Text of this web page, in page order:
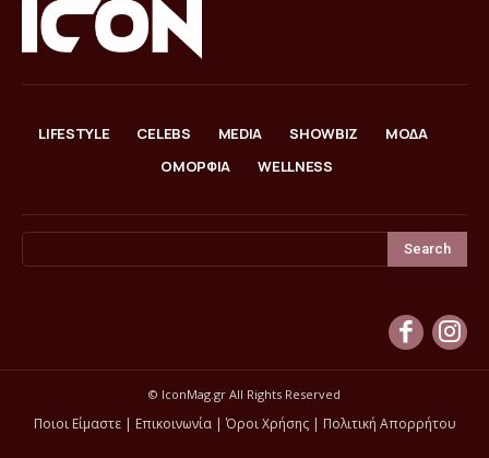
LIFESTYLE CELEBS MEDIA SHOWBIZ
ΜΟΔΑ
ΟΜΟΡΦΙΑ
WELLNESS
Search
© IconMag.gr All Rights Reserved
Ποιοι Είμαστε| Επικοινωνία|Όροι Χρήσης| Πολιτική Απορρήτου